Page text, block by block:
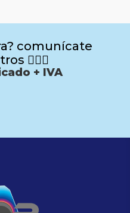
comunícate
🙋🏻‍♂️
+ IVA